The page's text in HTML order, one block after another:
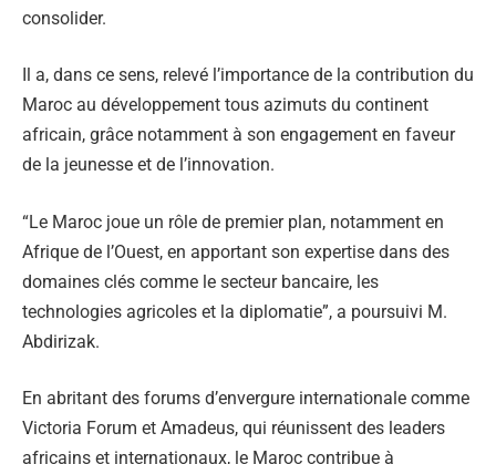
consolider.
Il a, dans ce sens, relevé l’importance de la contribution du
Maroc au développement tous azimuts du continent
africain, grâce notamment à son engagement en faveur
de la jeunesse et de l’innovation.
“Le Maroc joue un rôle de premier plan, notamment en
Afrique de l’Ouest, en apportant son expertise dans des
domaines clés comme le secteur bancaire, les
technologies agricoles et la diplomatie”, a poursuivi M.
Abdirizak.
En abritant des forums d’envergure internationale comme
Victoria Forum et Amadeus, qui réunissent des leaders
africains et internationaux, le Maroc contribue à